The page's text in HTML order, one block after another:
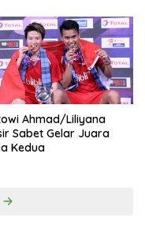
Ahmad/Liliyana
Sabet Gelar Juara
Kedua